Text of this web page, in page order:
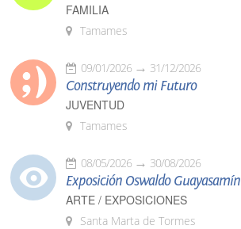
FAMILIA
Tamames
09/01/2026 31/12/2026
Construyendo mi Futuro
JUVENTUD
Tamames
08/05/2026 30/08/2026
Exposición Oswaldo Guayasamín
ARTE / EXPOSICIONES
Santa Marta de Tormes